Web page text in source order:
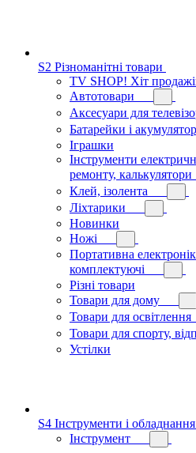
S2 Різноманітні товари
TV SHOP! Хіт
Автотовари
Аксесуари для
Батарейки і
Іграшки
Інструменти
ремонту, калькулятори
Клей, ізолента
Ліхтарики
Новинки
Ножі
Портативна
комплектуючі
Різні товари
Товари для дому
Товари для освітлення
Товари для спорту,
Устілки
S4 Інструменти і обладнання
Інструмент